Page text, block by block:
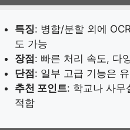
특징: 병합/분할 외에
도 가능
장점: 빠른 처리 속도, 다
단점: 일부 고급 기능은
추천 포인트: 학교나 사무
적합